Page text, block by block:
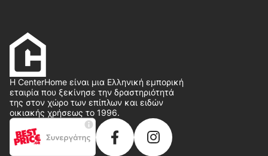
Η CenterHome είναι μια Ελληνική εμπορική
εταιρία που ξεκίνησε την δραστηριότητά
της στον χώρο των επίπλων και ειδών
οικιακής χρήσεως το 1996.